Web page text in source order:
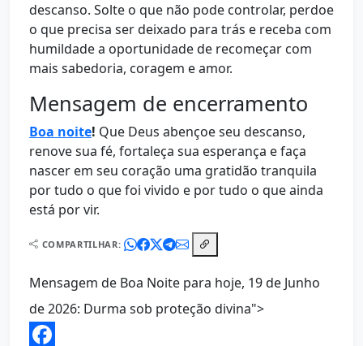
descanso. Solte o que não pode controlar, perdoe
o que precisa ser deixado para trás e receba com
humildade a oportunidade de recomeçar com
mais sabedoria, coragem e amor.
Mensagem de encerramento
Boa noite! Que Deus abençoe seu descanso,
renove sua fé, fortaleça sua esperança e faça
nascer em seu coração uma gratidão tranquila
por tudo o que foi vivido e por tudo o que ainda
está por vir.
COMPARTILHAR:
Mensagem de Boa Noite para hoje, 19 de Junho
de 2026: Durma sob proteção divina">